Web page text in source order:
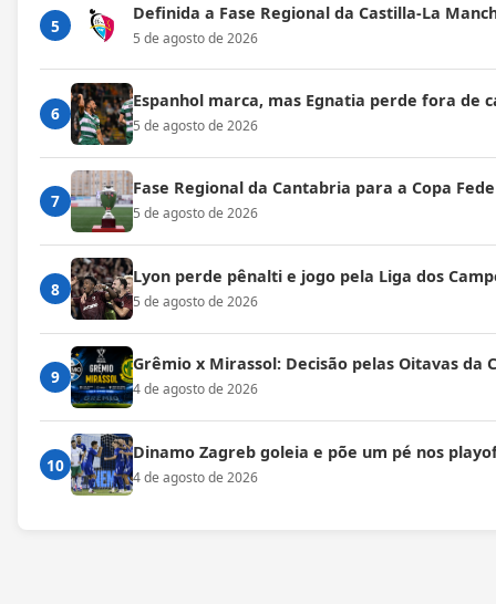
5
Definida a Fase Regional da Castilla-La
5 de agosto de 2026
6
Espanhol marca, mas Egnatia perde fora de
5 de agosto de 2026
7
Fase Regional da Cantabria para a Copa
5 de agosto de 2026
8
Lyon perde pênalti e jogo pela Liga dos
5 de agosto de 2026
9
Grêmio x Mirassol: Decisão pelas Oitavas da
4 de agosto de 2026
10
Dinamo Zagreb goleia e põe um pé nos
4 de agosto de 2026